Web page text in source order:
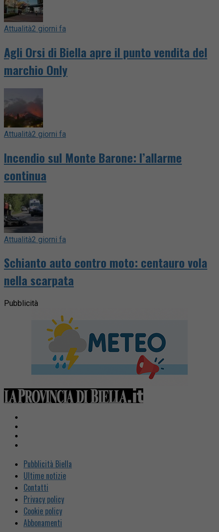
Attualità2 giorni fa
Agli Orsi di Biella apre il punto vendita del
marchio Only
Attualità2 giorni fa
Incendio sul Monte Barone: l’allarme
continua
Attualità2 giorni fa
Schianto auto contro moto: centauro vola
nella scarpata
Pubblicità
Pubblicità Biella
Ultime notizie
Contatti
Privacy policy
Cookie policy
Abbonamenti